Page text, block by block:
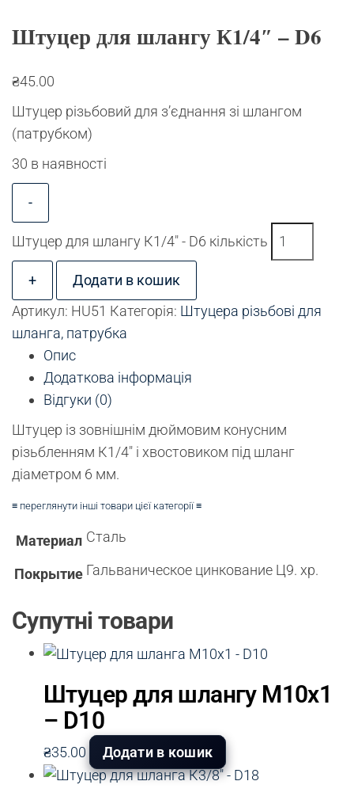
Штуцер для шлангу К1/4″ – D6
₴45.00
Штуцер різьбовий для з’єднання зі шлангом
(патрубком)
30 в наявності
-
Штуцер для шлангу К1/4" - D6 кількість
+
Додати в кошик
Артикул: HU51 Категорія: Штуцера різьбові для
шланга, патрубка
Опис
Додаткова інформація
Відгуки (0)
Штуцер із зовнішнім дюймовим конусним
різьбленням К1/4″ і хвостовиком під шланг
діаметром 6 мм.
≡ переглянути інші товари цієї категорії ≡
Материал Сталь
Покрытие Гальваническое цинкование Ц9. хр.
Супутні товари
Штуцер для шлангу М10х1
– D10
₴35.00 Додати в кошик